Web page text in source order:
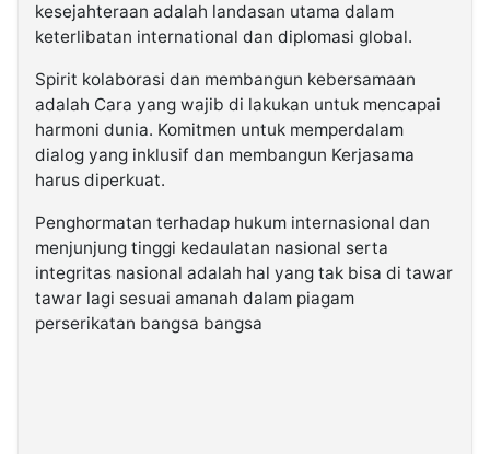
kesejahteraan adalah landasan utama dalam
keterlibatan international dan diplomasi global.
Spirit kolaborasi dan membangun kebersamaan
adalah Cara yang wajib di lakukan untuk mencapai
harmoni dunia. Komitmen untuk memperdalam
dialog yang inklusif dan membangun Kerjasama
harus diperkuat.
Penghormatan terhadap hukum internasional dan
menjunjung tinggi kedaulatan nasional serta
integritas nasional adalah hal yang tak bisa di tawar
tawar lagi sesuai amanah dalam piagam
perserikatan bangsa bangsa